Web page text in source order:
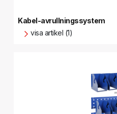
Kabel-avrullningssystem
visa artikel (1)